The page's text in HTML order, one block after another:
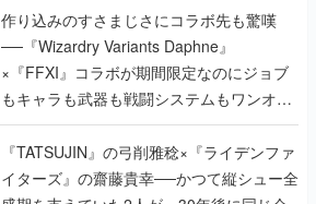
作り込みのすさまじさにコラボ先も驚嘆
──『Wizardry Variants Daphne』
×『FFXI』コラボが期間限定なのにジョブ
もキャラも武器も戦闘システムもワンオフ
で作り込まれた理由を両ディレクターに聞
く
『TATSUJIN』の弓削雅稔×『ライデンファ
イターズ』の齋藤貴幸──かつて縦シュー全